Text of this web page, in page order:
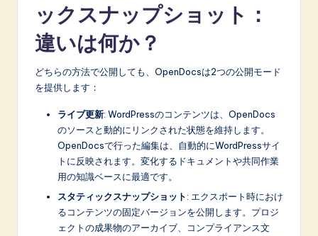
ックスナップショット：
違いは何か？
どちらの方法で公開しても、OpenDocsは2つの公開モード
を提供します：
ライブ更新: WordPressのコンテンツは、OpenDocs
のソースと動的にリンクされた状態を維持します。
OpenDocsで行った編集は、自動的にWordPressサイ
トに反映されます。変化するドキュメントや共同作業
用の知識ベースに最適です。
スタティックスナップショット: エクスポート時におけ
るコンテンツの固定バージョンを公開します。プロジ
ェクトの成果物のアーカイブ、コンプライアンス文